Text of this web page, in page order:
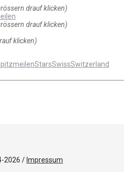
drauf klicken)
drauf klicken)
klicken)
StarsSwissSwitzerland
2026 / Impressum